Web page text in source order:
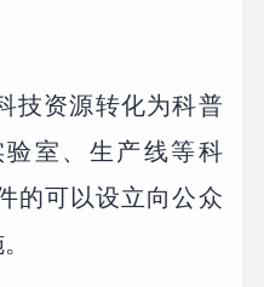
技资源转化为科普
室、生产线等科
的可以设立向公众